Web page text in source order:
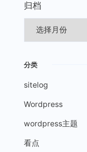
归档
分类
sitelog
Wordpress
wordpress主题
看点